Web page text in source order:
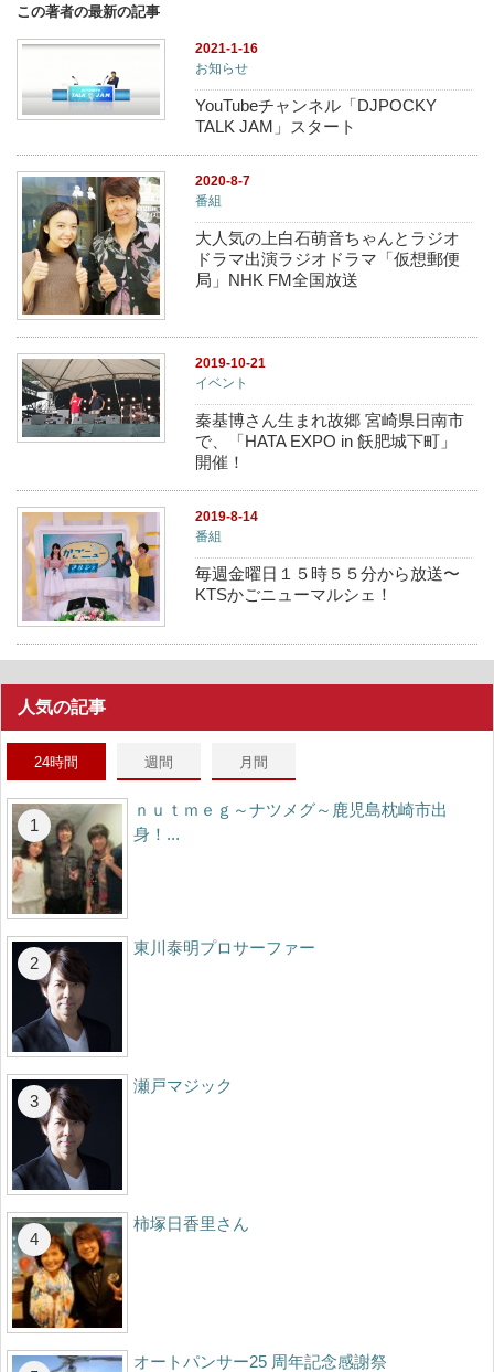
この著者の最新の記事
2021-1-16
お知らせ
YouTubeチャンネル「DJPOCKY
TALK JAM」スタート
2020-8-7
番組
大人気の上白石萌音ちゃんとラジオ
ドラマ出演ラジオドラマ「仮想郵便
局」NHK FM全国放送
2019-10-21
イベント
秦基博さん生まれ故郷 宮崎県日南市
で、「HATA EXPO in 飫肥城下町」
開催！
2019-8-14
番組
毎週金曜日１５時５５分から放送〜
KTSかごニューマルシェ！
人気の記事
24時間 週間 月間
ｎｕｔｍｅｇ～ナツメグ～鹿児島枕崎市出
身！...
東川泰明プロサーファー
瀬戸マジック
柿塚日香里さん
オートパンサー25 周年記念感謝祭